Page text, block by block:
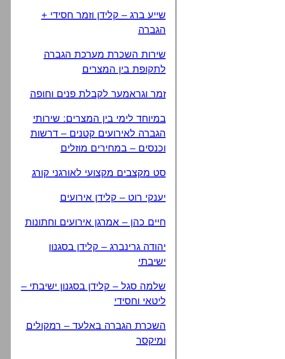
שייע ברג – קלידן וזמר חסידי +
הגברה
שירות השכרת מערכת הגברה
לתקופת בין המצרים
זמר וגראמער לקבלת פנים וחופה
במיוחד לימי בין המצרים: שירותי
הגברה לאירועים קטנים – דרשות
וכנסים – במחירים מוזלים
סט מקצבים מקצועי לאורגני קורג
יענקי רוט – קלידן אירועים
חיים כהן – אמרגן אירועים וחתונות
יהודה גרינברג – קלידן בסגנון
ישיבתי
שלמה סגל – קלידן בסגנון ישיבתי –
ליטאי וחסידי
השכרת הגברה באלעד – רמקולים
ומיקסר